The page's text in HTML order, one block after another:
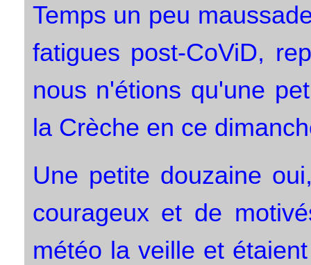
Temps un peu
fatigues post-CoViD,
nous n'étions qu'une
la Crèche en ce
Une petite douzaine
courageux et de
météo la veille et